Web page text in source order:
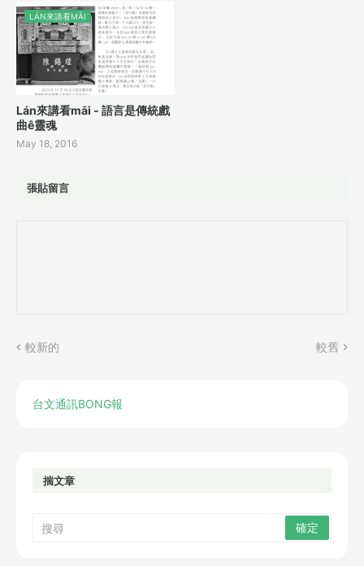
LÁN來講看MĀI
Lán來講看māi - 語言是傳統戲
曲ê靈魂
May 18, 2016
張貼留言
較新的 較舊
台文通訊BONG報
揣文章